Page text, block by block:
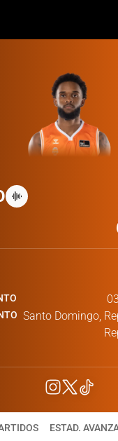
Santo Domingo,
ESTAD.